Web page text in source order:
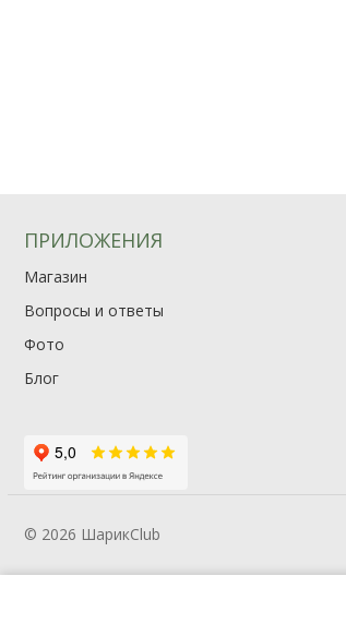
ПРИЛОЖЕНИЯ
Магазин
Вопросы и ответы
Фото
Блог
© 2026 ШарикClub